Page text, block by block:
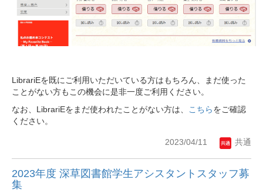
LibrariEを既にご利用いただいている方はもちろん、まだ使った
ことがない方もこの機会に是非一度ご利用ください。
なお、LibrariEをまだ使われたことがない方は、 こちらをご確認
ください。
2023/04/11 共通
2023年度 深草図書館学生アシスタントスタッフ募
集